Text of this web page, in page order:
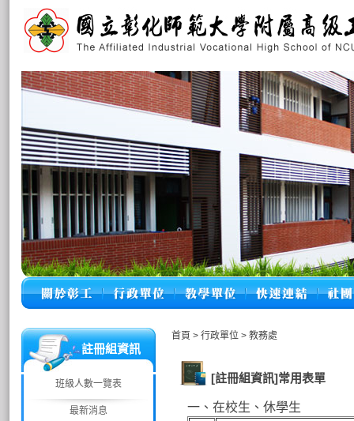
註冊組資訊
班級人數一覽表
最新消息
首頁 > 行政單位 > 教務處
[註冊組資訊]常用表單
一、在校生、休學生